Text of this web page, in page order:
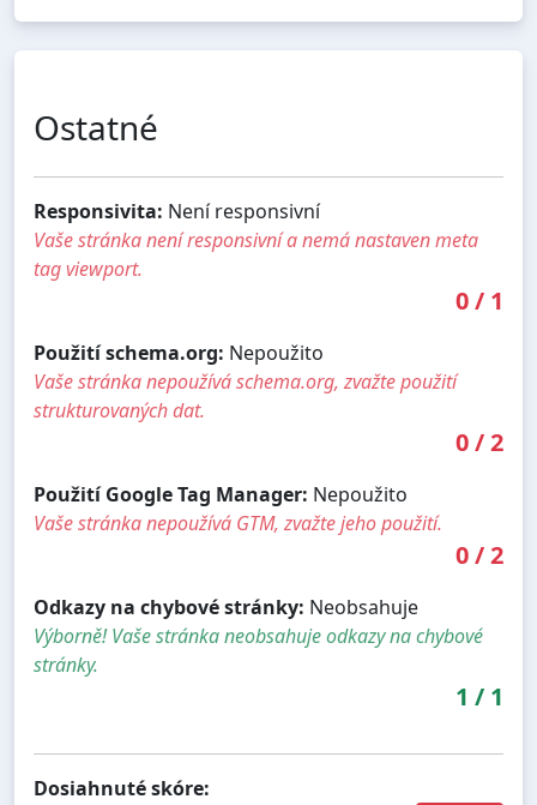
Ostatné
Responsivita: Není responsivní
Vaše stránka není responsivní a nemá nastaven meta
tag viewport.
0/ 1
Použití schema.org: Nepoužito
Vaše stránka nepoužívá schema.org, zvažte použití
strukturovaných dat.
0/2
Použití Google Tag Manager: Nepoužito
Vaše stránka nepoužívá GTM, zvažte jeho použití.
0/2
Odkazy na chybové stránky: Neobsahuje
Výborně! Vaše stránka neobsahuje odkazy na chybové
stránky.
1 / 1
Dosiahnuté skóre: